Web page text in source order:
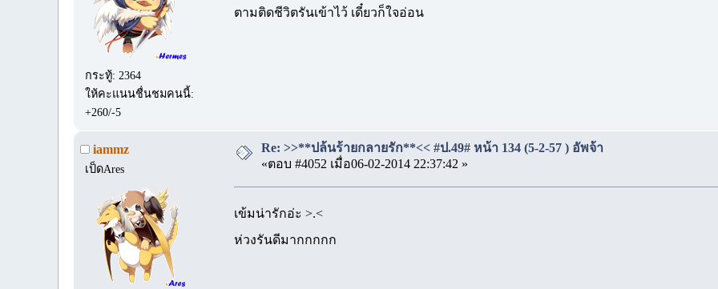
กระทู้: 2364
ให้คะแนนชื่นชมคนนี้:
+260/-5
ตามติดชีวิตรันเข้าไว้ เดี๋ยวก็ใจอ่อน
iammz
เป็ดAres
Re: >>**ปล้นร้ายกลายรัก**<< #ป.49# หน้า 134 (5-2-57 ) อัพจ้า
«ตอบ #4052 เมื่อ06-02-2014 22:37:42 »
เข้มน่ารักอ่ะ >.<
ห่วงรันดีมากกกกก